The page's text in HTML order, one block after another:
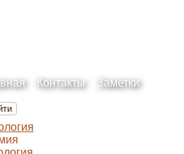
Контакты Заметки